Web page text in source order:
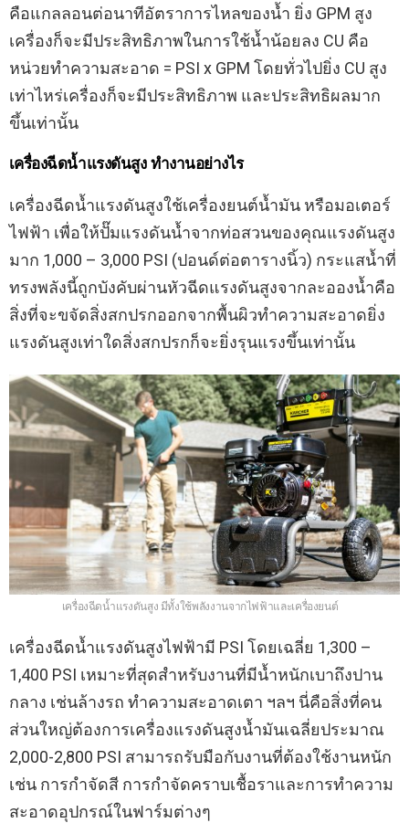
คือแกลลอนต่อนาทีอัตราการไหลของน้ำ ยิ่ง GPM สูง
เครื่องก็จะมีประสิทธิภาพในการใช้น้ำน้อยลง CU คือ
หน่วยทำความสะอาด = PSI x GPM โดยทั่วไปยิ่ง CU สูง
เท่าไหร่เครื่องก็จะมีประสิทธิภาพ และประสิทธิผลมาก
ขึ้นเท่านั้น
เครื่องฉีดน้ำแรงดันสูง ทำงานอย่างไร
เครื่องฉีดน้ำแรงดันสูงใช้เครื่องยนต์น้ำมัน หรือมอเตอร์
ไฟฟ้า เพื่อให้ปั๊มแรงดันน้ำจากท่อสวนของคุณแรงดันสูง
มาก 1,000 – 3,000 PSI (ปอนด์ต่อตารางนิ้ว) กระแสน้ำที่
ทรงพลังนี้ถูกบังคับผ่านหัวฉีดแรงดันสูงจากละอองน้ำคือ
สิ่งที่จะขจัดสิ่งสกปรกออกจากพื้นผิวทำความสะอาดยิ่ง
แรงดันสูงเท่าใดสิ่งสกปรกก็จะยิ่งรุนแรงขึ้นเท่านั้น
เครื่องฉีดน้ำแรงดันสูง มีทั้งใช้พลังงานจากไฟฟ้าและเครื่องยนต์
เครื่องฉีดน้ำแรงดันสูงไฟฟ้ามี PSI โดยเฉลี่ย 1,300 –
1,400 PSI เหมาะที่สุดสำหรับงานที่มีน้ำหนักเบาถึงปาน
กลาง เช่นล้างรถ ทำความสะอาดเตา ฯลฯ นี่คือสิ่งที่คน
ส่วนใหญ่ต้องการเครื่องแรงดันสูงน้ำมันเฉลี่ยประมาณ
2,000-2,800 PSI สามารถรับมือกับงานที่ต้องใช้งานหนัก
เช่น การกำจัดสี การกำจัดคราบเชื้อราและการทำความ
สะอาดอุปกรณ์ในฟาร์มต่างๆ